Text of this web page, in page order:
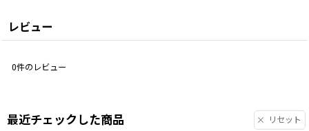
レビュー
0件のレビュー
最近チェックした商品 リセット